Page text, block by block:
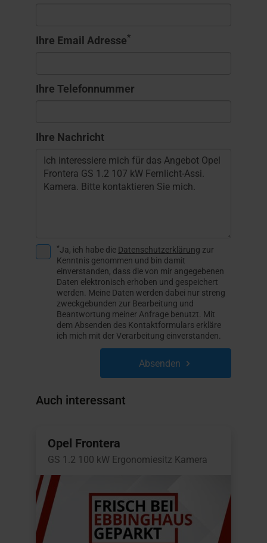
Ihre Email Adresse*
Ihre Telefonnummer
Ihre Nachricht
*Ja, ich habe die Datenschutzerklärung zur
Kenntnis genommen und bin damit
einverstanden, dass die von mir angegebenen
Daten elektronisch erhoben und gespeichert
werden. Meine Daten werden dabei nur streng
zweckgebunden zur Bearbeitung und
Beantwortung meiner Anfrage benutzt. Mit
dem Absenden des Kontaktformulars erkläre
ich mich mit der Verarbeitung einverstanden.
Absenden
Auch interessant
Opel Frontera
GS 1.2 100 kW Ergonomiesitz Kamera